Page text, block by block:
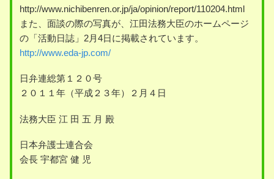
http://www.nichibenren.or.jp/ja/opinion/report/110204.html
また、面談の際の写真が、江田法務大臣のホームページ
の「活動日誌」2月4日に掲載されています。
http://www.eda-jp.com/
日弁連総第１２０号
２０１１年（平成２３年）２月４日
法務大臣 江 田 五 月 殿
日本弁護士連合会
会長 宇都宮 健 児